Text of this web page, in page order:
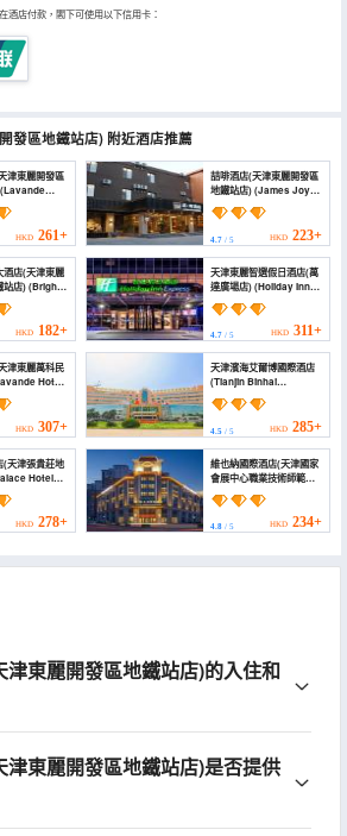
酒店付款，閣下可使用以下信用卡：
發區地鐵站店) 附近酒店推薦
津東麗開發區
Dongli
Zone
）)
HKD 261+
喆啡酒店(天津東麗開發區
地鐵站店) (James Joyce
Coffetel Hotel (Tianjin
Dongli Kaifaqu Subway
4.7/ 5 HKD 223+
酒店(天津東麗
) (Bright
Hotel)
HKD 182+
天津東麗智選假日酒店(萬
達廣場店) (Holiday Inn
Express TIANJIN
DONGLI PLAZA)
4.7/ 5 HKD 311+
津東麗萬科民
Vanke
Shop))
HKD 307+
天津濱海艾爾博國際酒店
(Tianjin Binhai
International Airport
Hotel)
4.5/ 5 HKD 285+
(天津張貴莊地
HKD 278+
維也納國際酒店(天津國家
會展中心職業技術師範大
學店) (Vienna
International Hotel)
4.8/ 5 HKD 234+
津東麗開發區地鐵站店)的入住和
津東麗開發區地鐵站店)是否提供